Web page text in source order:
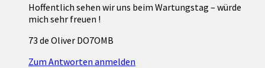
Hoffentlich sehen wir uns beim Wartungstag – würde
mich sehr freuen !
73 de Oliver DO7OMB
Zum Antworten anmelden